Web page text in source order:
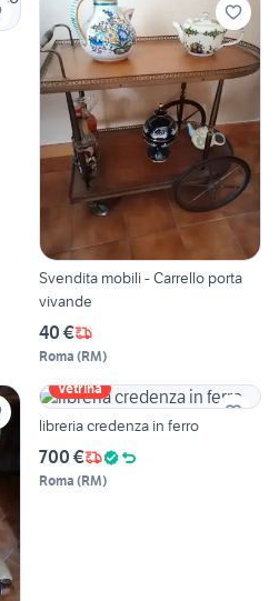
Svendita mobili - Carrello porta
vivande
40 €
Roma (RM)
Vetrina
libreria credenza in ferro
700 €
Roma (RM)